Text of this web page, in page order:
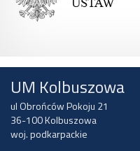
UM Kolbuszowa
ul Obrońców Pokoju 21
36-100 Kolbuszowa
woj. podkarpackie